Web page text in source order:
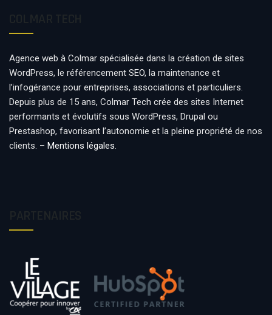
Agence web à Colmar spécialisée dans la création de sites
WordPress, le référencement SEO, la maintenance et
l’infogérance pour entreprises, associations et particuliers.
Depuis plus de 15 ans, Colmar Tech crée des sites Internet
performants et évolutifs sous WordPress, Drupal ou
Prestashop, favorisant l’autonomie et la pleine propriété de nos
clients. – Mentions légales